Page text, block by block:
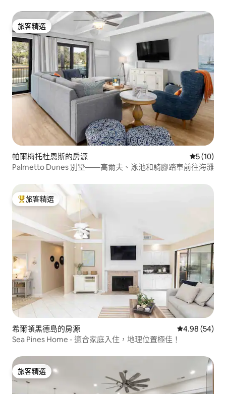
旅客精選
旅客精選
帕爾梅托杜恩斯的房源 從 10 則
5 (10)
Palmetto Dunes 別墅——高爾夫、泳池和騎腳踏車前往海灘
旅客精選榜首
旅客精選
希爾頓黑德島的房源 從 54 則評價
4.98 (54)
Sea Pines Home - 適合家庭入住，地理位置極佳！
旅客精選
旅客精選